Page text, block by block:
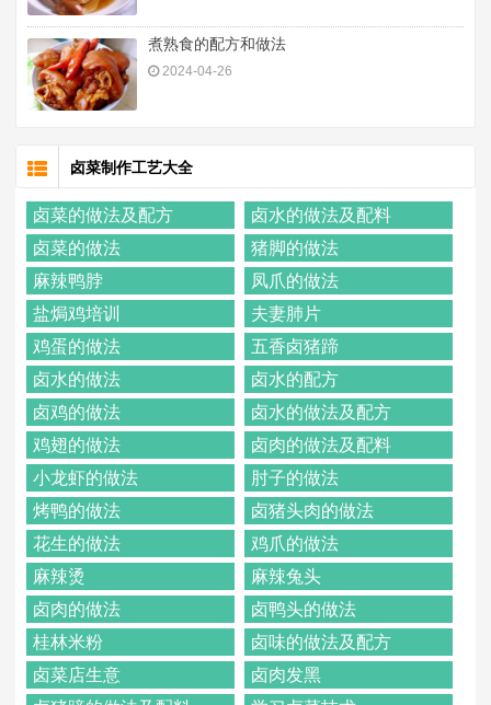
煮熟食的配方和做法
2024-04-26
卤菜制作工艺大全
卤菜的做法及配方
卤水的做法及配料
卤菜的做法
猪脚的做法
麻辣鸭脖
凤爪的做法
盐焗鸡培训
夫妻肺片
鸡蛋的做法
五香卤猪蹄
卤水的做法
卤水的配方
卤鸡的做法
卤水的做法及配方
鸡翅的做法
卤肉的做法及配料
小龙虾的做法
肘子的做法
烤鸭的做法
卤猪头肉的做法
花生的做法
鸡爪的做法
麻辣烫
麻辣兔头
卤肉的做法
卤鸭头的做法
桂林米粉
卤味的做法及配方
卤菜店生意
卤肉发黑